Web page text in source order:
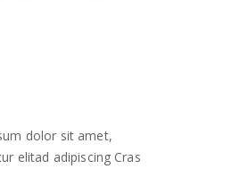
dolor sit amet,
elitad adipiscing Cras